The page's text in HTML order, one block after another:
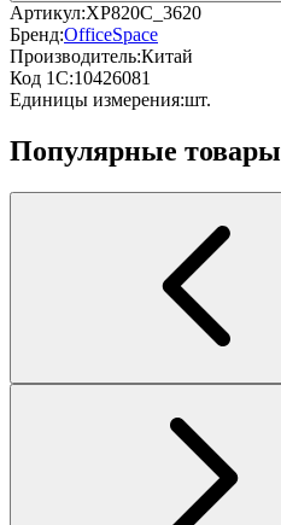
Артикул:XP820С_3620
Бренд:OfficeSpace
Производитель:Китай
Код 1С:10426081
Единицы измерения:шт.
Популярные товары